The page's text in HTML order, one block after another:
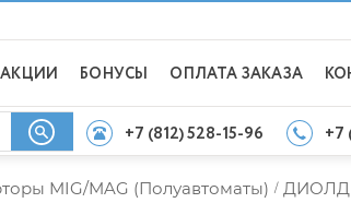
АКЦИИ БОНУСЫ ОПЛАТА ЗАКАЗА
+7 (812) 528-15-96 +7
MIG/MAG (Полуавтоматы) / ДИОЛД